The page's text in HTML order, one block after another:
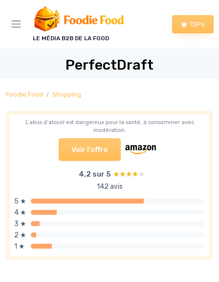
LE MÉDIA B2B DE LA FOOD
TOPs
PerfectDraft
Foodie Food Shopping
L’abus d’alcool est dangereux pour la santé, à consommer avec
modération.
Voir l'offre
4,2 sur 5 ★★★★★
★★★★★
142 avis
5 ★
4 ★
3 ★
2 ★
1 ★
Panneau de gestion des cookies